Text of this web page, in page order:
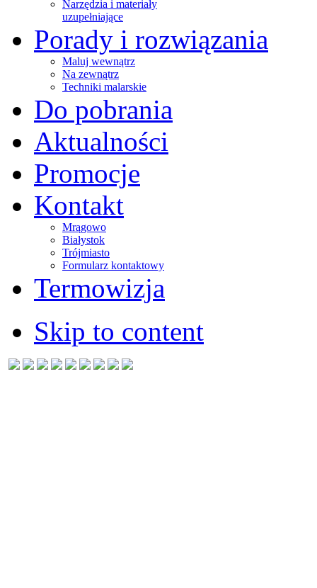
Narzędzia i materiały
uzupełniające
Porady i rozwiązania
Maluj wewnątrz
Na zewnątrz
Techniki malarskie
Do pobrania
Aktualności
Promocje
Kontakt
Mrągowo
Białystok
Trójmiasto
Formularz kontaktowy
Termowizja
Skip to content